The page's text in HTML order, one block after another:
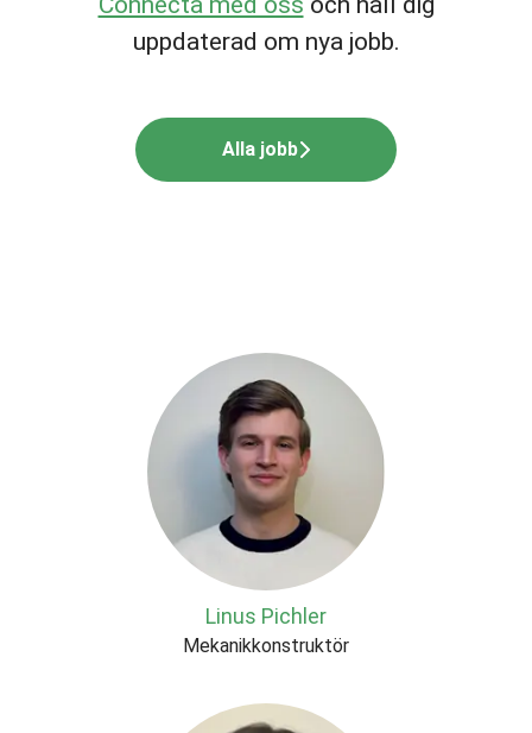
uppdaterad om nya jobb.
Alla jobb
Linus Pichler
Mekanikkonstruktör